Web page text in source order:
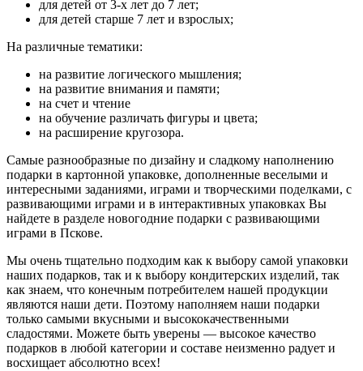
для детей от 3-х лет до 7 лет;
для детей старше 7 лет и взрослых;
На различные тематики:
на развитие логического мышления;
на развитие внимания и памяти;
на счет и чтение
на обучение различать фигуры и цвета;
на расширение кругозора.
Самые разнообразные по дизайну и сладкому наполнению
подарки в картонной упаковке, дополненные веселыми и
интересными заданиями, играми и творческими поделками, с
развивающими играми и в интерактивных упаковках Вы
найдете в разделе новогодние подарки с развивающими
играми в Пскове.
Мы очень тщательно подходим как к выбору самой упаковки
наших подарков, так и к выбору кондитерских изделий, так
как знаем, что конечным потребителем нашей продукции
являются наши дети. Поэтому наполняем наши подарки
только самыми вкусными и высококачественными
сладостями. Можете быть уверены — высокое качество
подарков в любой категории и составе неизменно радует и
восхищает абсолютно всех!